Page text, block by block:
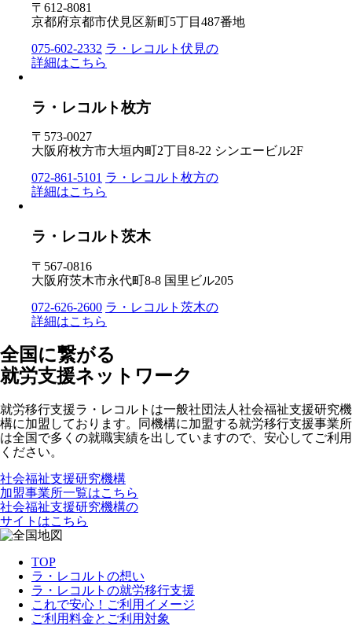
〒612-8081
京都府京都市伏見区新町5丁目487番地
075-602-2332 ラ・レコルト伏見の
詳細はこちら
ラ・レコルト枚方
〒573-0027
大阪府枚方市大垣内町2丁目8-22 シンエービル2F
072-861-5101 ラ・レコルト枚方の
詳細はこちら
ラ・レコルト茨木
〒567-0816
大阪府茨木市永代町8-8 国里ビル205
072-626-2600 ラ・レコルト茨木の
詳細はこちら
全国に繋がる
就労支援ネットワーク
就労移行支援ラ・レコルトは一般社団法人社会福祉支援研究機
構に加盟しております。同機構に加盟する就労移行支援事業所
は全国で多くの就職実績を出していますので、安心してご利用
ください。
社会福祉支援研究機構
加盟事業所一覧はこちら
社会福祉支援研究機構の
サイトはこちら
TOP
ラ・レコルトの想い
ラ・レコルトの就労移行支援
これで安心！ご利用イメージ
ご利用料金とご利用対象